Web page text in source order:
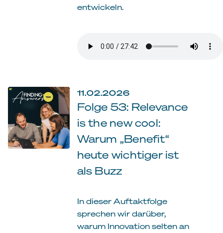
entwickeln.
11.02.2026
Folge 53: Relevance
is the new cool:
Warum „Benefit“
heute wichtiger ist
als Buzz
In dieser Auftaktfolge
sprechen wir darüber,
warum Innovation selten an